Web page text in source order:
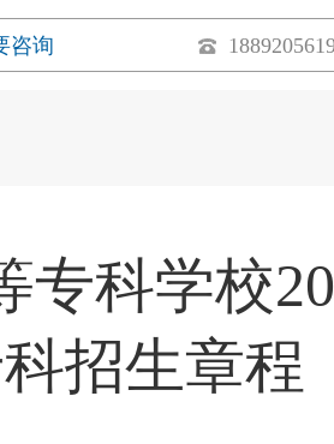
咨询
专科学校
招生章程